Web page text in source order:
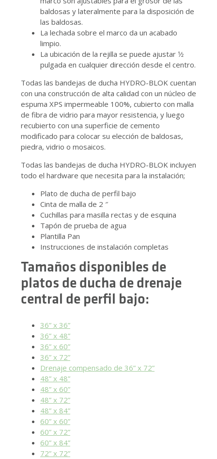
baldosas y lateralmente para la disposición de
las baldosas.
La lechada sobre el marco da un acabado
limpio.
La ubicación de la rejilla se puede ajustar 1⁄2
pulgada en cualquier dirección desde el centro.
Todas las bandejas de ducha HYDRO-BLOK cuentan
con una construcción de alta calidad con un núcleo de
espuma XPS impermeable 100%, cubierto con malla
de fibra de vidrio para mayor resistencia, y luego
recubierto con una superficie de cemento
modificado para colocar su elección de baldosas,
piedra, vidrio o mosaicos.
Todas las bandejas de ducha HYDRO-BLOK incluyen
todo el hardware que necesita para la instalación;
Plato de ducha de perfil bajo
Cinta de malla de 2 ″
Cuchillas para masilla rectas y de esquina
Tapón de prueba de agua
Plantilla Pan
Instrucciones de instalación completas
Tamaños disponibles de
platos de ducha de drenaje
central de perfil bajo:
36” x 36”
36” x 48”
36” x 60”
36” x 72”
Drenaje compensado de 36” x 72”
48” x 48”
48” x 60”
48” x 72”
48” x 84”
60” x 60”
60” x 72”
60” x 84”
72” x 72”